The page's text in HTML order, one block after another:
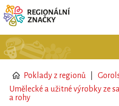
Poklady z regionů
Umělecké a užitné výrobky ze
a rohy